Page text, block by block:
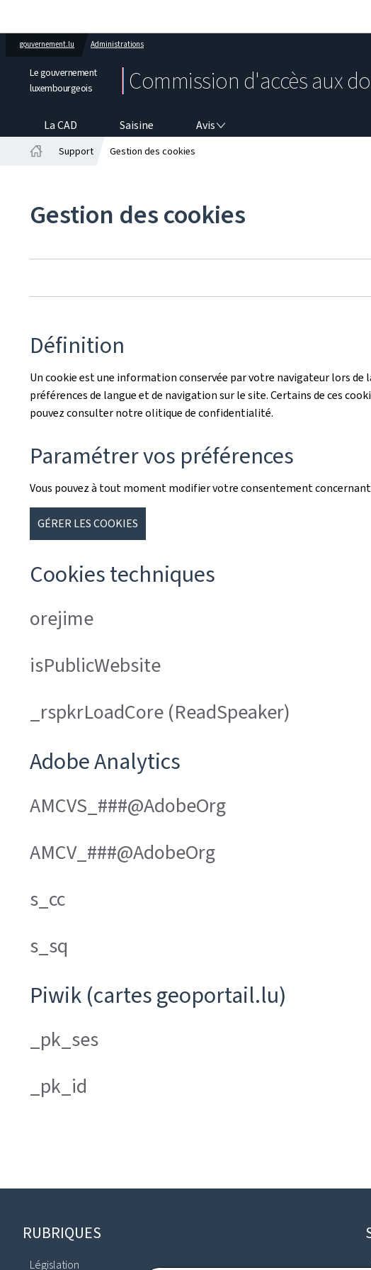
gouvernement.lu Administrations
Le gouvernement
luxembourgeois
Commission d'accès aux
La CAD Saisine Avis
Support Gestion des cookies
Gestion des cookies
Définition
Un cookie est une information conservée par votre navigateur lors
préférences de langue et de navigation sur le site. Certains de ces
pouvez consulter notre olitique de confidentialité.
Paramétrer vos préférences
Vous pouvez à tout moment modifier votre consentement
GÉRER LES COOKIES
Cookies techniques
orejime
isPublicWebsite
_rspkrLoadCore (ReadSpeaker)
Adobe Analytics
AMCVS_###@AdobeOrg
AMCV_###@AdobeOrg
s_cc
s_sq
Piwik (cartes geoportail.lu)
_pk_ses
_pk_id
Pied
de
RUBRIQUES
Législation